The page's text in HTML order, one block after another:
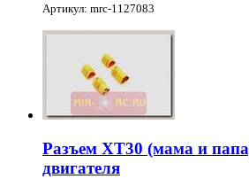
Артикул: mrc-1127083
Разъем XT30 (мама и
двигателя